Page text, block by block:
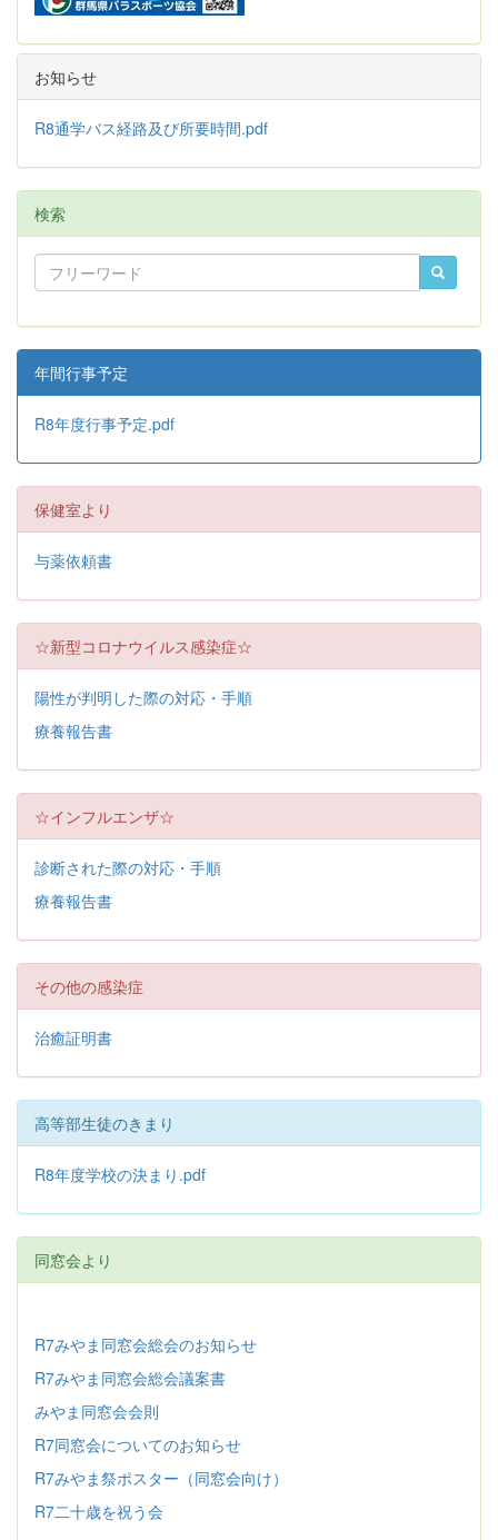
お知らせ
R8通学バス経路及び所要時間.pdf
検索
年間行事予定
R8年度行事予定.pdf
保健室より
与薬依頼書
☆新型コロナウイルス感染症☆
陽性が判明した際の対応・手順
療養報告書
☆インフルエンザ☆
診断された際の対応・手順
療養報告書
その他の感染症
治癒証明書
高等部生徒のきまり
R8年度学校の決まり.pdf
同窓会より
R7みやま同窓会総会のお知らせ
R7みやま同窓会総会議案書
みやま同窓会会則
R7同窓会についてのお知らせ
R7みやま祭ポスター（同窓会向け）
R7二十歳を祝う会